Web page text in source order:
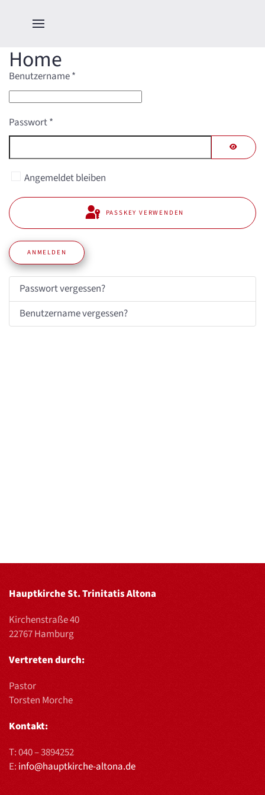
Home
Benutzername*
Passwort*
Angemeldet bleiben
PASSKEY VERWENDEN
ANMELDEN
Passwort vergessen?
Benutzername vergessen?
Hauptkirche St. Trinitatis Altona
Kirchenstraße 40
22767 Hamburg
Vertreten durch:
Pastor
Torsten Morche
Kontakt:
T:040 – 3894252
E: info@hauptkirche-altona.de